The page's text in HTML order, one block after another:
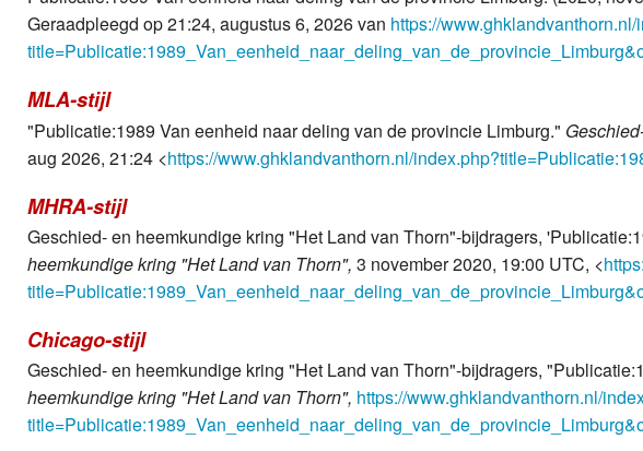
Geraadpleegd op 21:24, augustus 6, 2026 van https://
MLA-stijl
"Publicatie:1989 Van eenheid naar deling van de provincie Limburg."
aug 2026, 21:24 <https://www.ghklandvanthorn.nl/
MHRA-stijl
Geschied- en heemkundige kring "Het Land van Thorn"-bijdragers,
heemkundige kring "Het Land van Thorn", 3 november 2020, 19:00 UTC, <
Chicago-stijl
Geschied- en heemkundige kring "Het Land van Thorn"-bijdragers,
heemkundige kring "Het Land van Thorn", https://www.ghklandvanthorn.nl/